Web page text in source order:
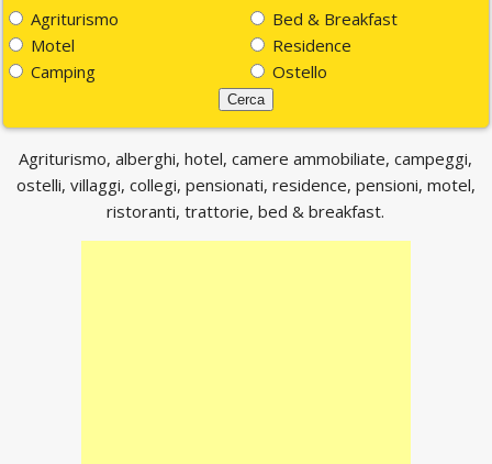
Agriturismo
Bed & Breakfast
Motel
Residence
Camping
Ostello
Agriturismo, alberghi, hotel, camere ammobiliate, campeggi,
ostelli, villaggi, collegi, pensionati, residence, pensioni, motel,
ristoranti, trattorie, bed & breakfast.